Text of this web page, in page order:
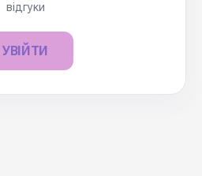
відгуки
УВІЙТИ